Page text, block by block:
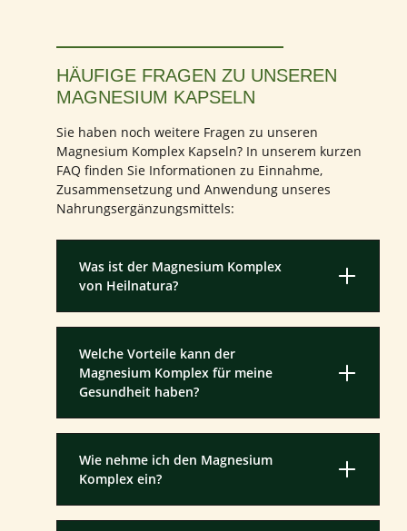
HÄUFIGE FRAGEN ZU UNSEREN
MAGNESIUM KAPSELN
Sie haben noch weitere Fragen zu unseren
Magnesium Komplex Kapseln? In unserem kurzen
FAQ finden Sie Informationen zu Einnahme,
Zusammensetzung und Anwendung unseres
Nahrungsergänzungsmittels:
Was ist der Magnesium Komplex
von Heilnatura?
Welche Vorteile kann der
Magnesium Komplex für meine
Gesundheit haben?
Wie nehme ich den Magnesium
Komplex ein?